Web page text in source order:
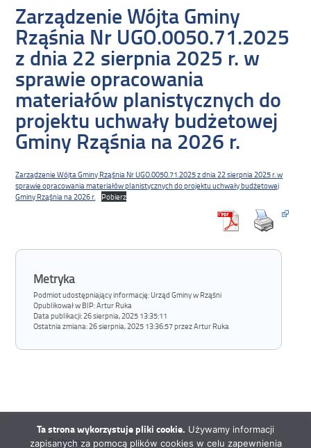
Zarządzenie Wójta Gminy
Rząśnia Nr UGO.0050.71.2025
z dnia 22 sierpnia 2025 r. w
sprawie opracowania
materiałów planistycznych do
projektu uchwały budżetowej
Gminy Rząśnia na 2026 r.
Zarządzenie Wójta Gminy Rząśnia Nr UGO.0050.71.2025 z dnia 22 sierpnia 2025 r. w
sprawie opracowania materiałów planistycznych do projektu uchwały budżetowej
Gminy Rząśnia na 2026 r.
Pobierz
Metryka
Podmiot udostępniający informację: Urząd Gminy w Rząśni
Opublikował w BIP:Artur Ruka
Data publikacji:26 sierpnia, 2025 13:35:11
Ostatnia zmiana:26 sierpnia, 2025 13:36:57 przez Artur Ruka
Deklaracja
Ta strona wykorzystuje pliki cookie. Używamy informacji
zapisanych za pomocą plików cookies w celu zapewnienia